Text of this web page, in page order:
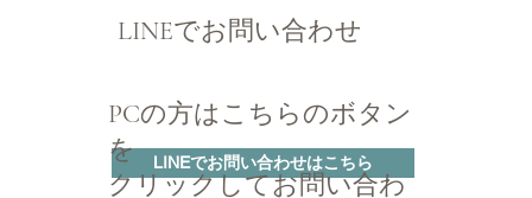
​LINEでお問い合わせ
LINEでお問い合わせはこちら
PCの方はこちらのボタン
を
クリックしてお問い合わ